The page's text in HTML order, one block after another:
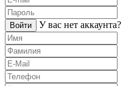
Войти У вас нет аккаунта?